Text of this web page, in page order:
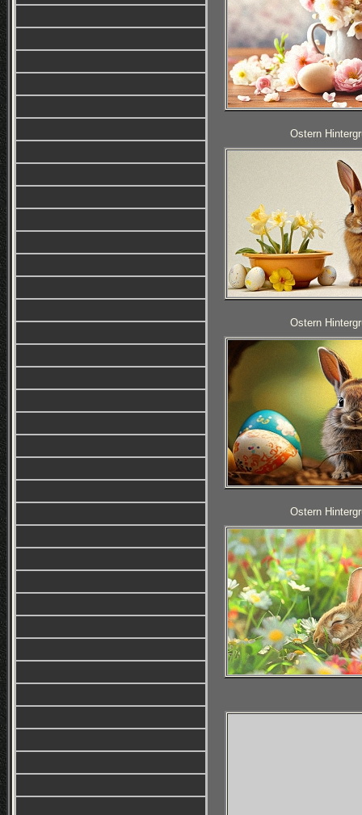
Ostern
Ostern
Ostern